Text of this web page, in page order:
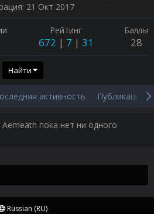
21 Окт 2017
Рейтинг
672 7 31
Баллы
28
Найти
активность Публикации
пока нет ни одного
Russian (RU)